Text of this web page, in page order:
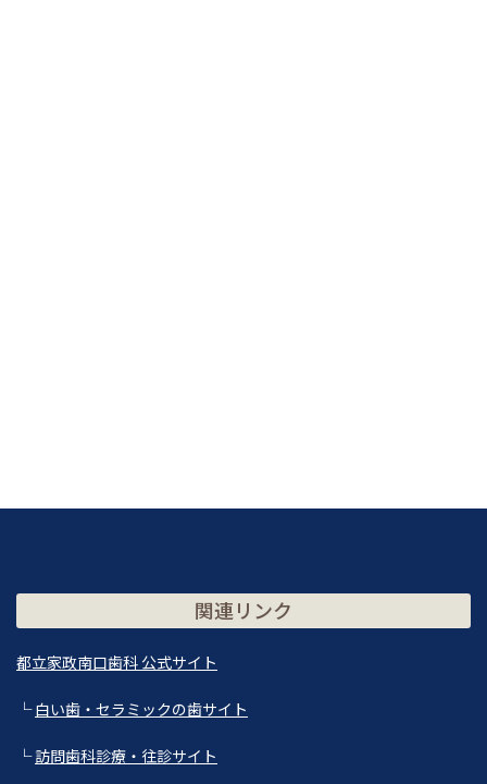
関連リンク
都立家政南口歯科 公式サイト
└白い歯・セラミックの歯サイト
└訪問歯科診療・往診サイト